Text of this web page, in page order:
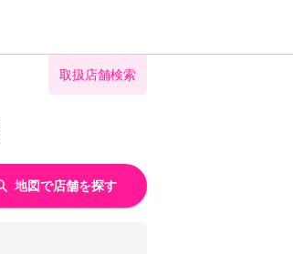
取扱店舗検索
地図で店舗を探す